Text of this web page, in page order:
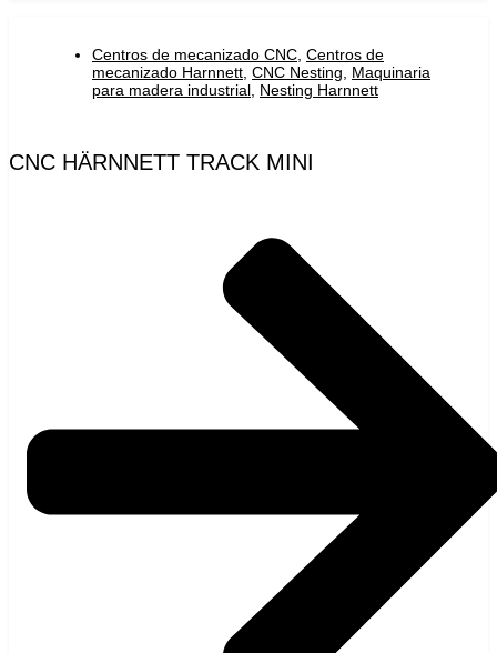
Centros de mecanizado CNC Centros de
mecanizado Harnnett CNC Nesting
Maquinaria
para madera industrial Nesting Harnnett
CNC HÄRNNETT TRACK MINI